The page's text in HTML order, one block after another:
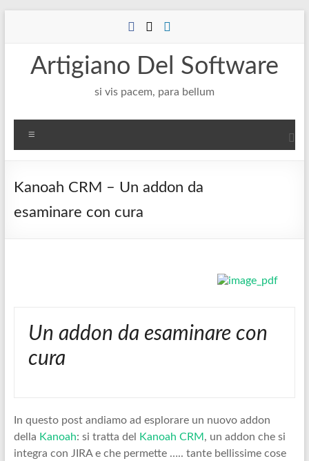
Artigiano Del Software
si vis pacem, para bellum
Kanoah CRM – Un addon da
esaminare con cura
Un addon da esaminare con
cura
In questo post andiamo ad esplorare un nuovo addon
della Kanoah: si tratta del Kanoah CRM , un addon che si
integra con JIRA e che permette ….. tante bellissime cose